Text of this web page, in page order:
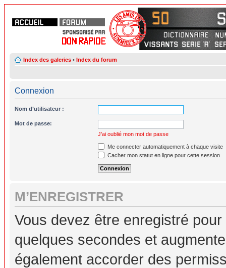
Index des galeries • Index du forum
Connexion
Nom d’utilisateur :
Mot de passe:
J’ai oublié mon mot de passe
Me connecter automatiquement à chaque visite
Cacher mon statut en ligne pour cette session
M’ENREGISTRER
Vous devez être enregistré
quelques secondes et
également accorder des